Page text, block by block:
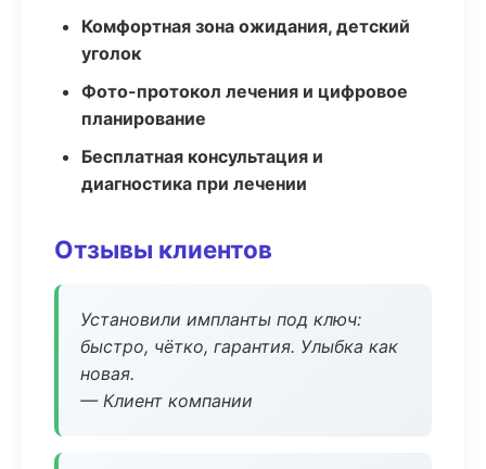
Комфортная зона ожидания, детский
уголок
Фото-протокол лечения и цифровое
планирование
Бесплатная консультация и
диагностика при лечении
Отзывы клиентов
Установили импланты под ключ:
быстро, чётко, гарантия. Улыбка как
новая.
— Клиент компании